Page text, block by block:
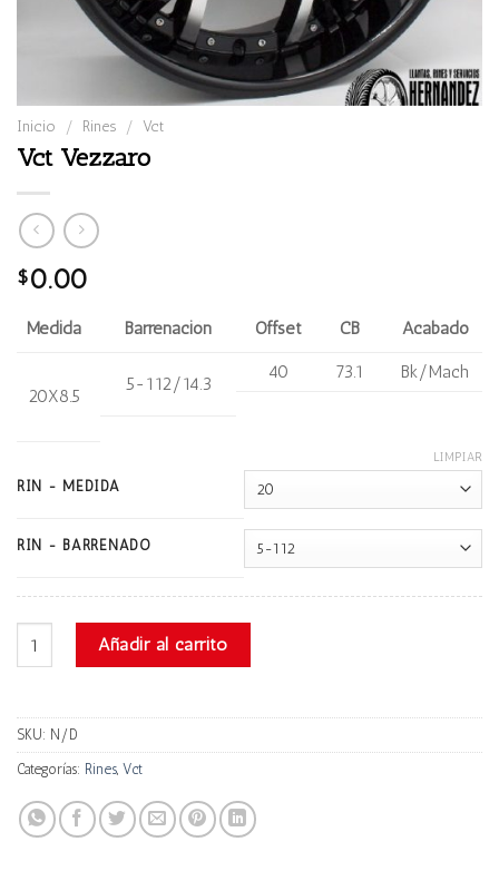
Inicio / Rines / Vct
Vct Vezzaro
$0.00
Medida Barrenación Offset CB Acabado
20X8.5
5-112/14.3
40 73.1 Bk/Mach
RIN - MEDIDA
RIN - BARRENADO
LIMPIAR
Vct Vezzaro cantidadAñadir al carrito
SKU: N/D
Categorías: Rines, Vct